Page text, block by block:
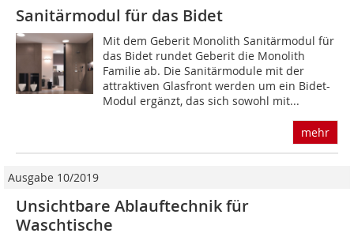
Sanitärmodul für das Bidet
Mit dem Geberit Monolith Sanitärmodul für
das Bidet rundet Geberit die Monolith
Familie ab. Die Sanitärmodule mit der
attraktiven Glasfront werden um ein Bidet-
Modul ergänzt, das sich sowohl mit...
mehr
Ausgabe 10/2019
Unsichtbare Ablauftechnik für
Waschtische